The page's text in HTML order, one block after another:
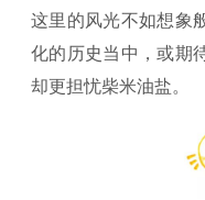
这里的风光不如想象
化的历史当中，或期
却更担忧柴米油盐。